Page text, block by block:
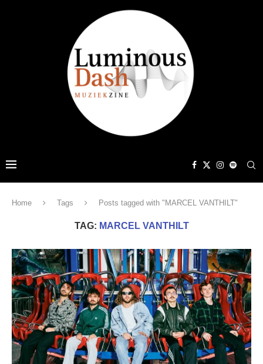
Home Tags Posts tagged with "MARCEL VANTHILT"
TAG: MARCEL VANTHILT